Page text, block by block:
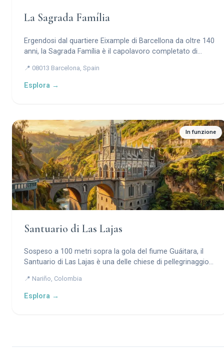
La Sagrada Família
Ergendosi dal quartiere Eixample di Barcellona da oltre 140
anni, la Sagrada Família è il capolavoro completato di
diventa foresta, la luce diventa preghiera e la geometria
diventa teologia.
📍 08013 Barcelona, Spain
Esplora →
In funzione
Santuario di Las Lajas
Sospeso a 100 metri sopra la gola del fiume Guáitara, il
Santuario di Las Lajas è una delle chiese di pellegrinaggio
costruita all’interno della scogliera di un canyon attorno a
un’immagine miracolosa della Vergine Maria impressa
📍 Nariño, Colombia
Esplora →